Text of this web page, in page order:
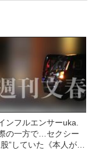
ンフルエンサーuka.
の一方で…セクシー
”していた《本人が謝